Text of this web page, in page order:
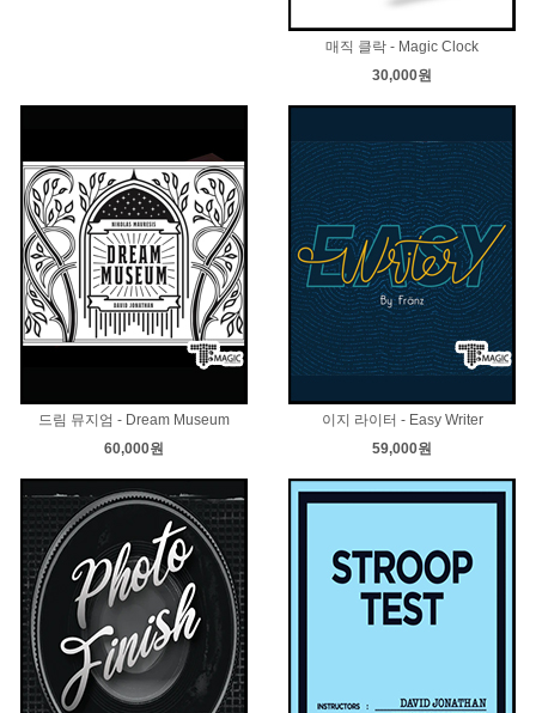
매직 클락 - Magic Clock
30,000원
드림 뮤지엄 - Dream Museum
60,000원
이지 라이터 - Easy Writer
59,000원